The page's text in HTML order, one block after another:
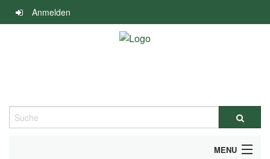
Navigation
überspringen
Anmelden
Suche
MENU